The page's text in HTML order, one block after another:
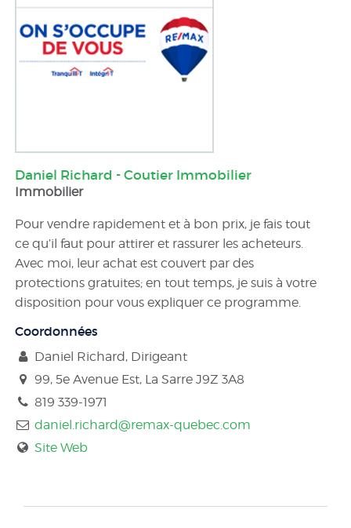
Daniel Richard - Coutier Immobilier
Immobilier
Pour vendre rapidement et à bon prix, je fais tout
ce qu’il faut pour attirer et rassurer les acheteurs.
Avec moi, leur achat est couvert par des
protections gratuites; en tout temps, je suis à votre
disposition pour vous expliquer ce programme.
Coordonnées
Daniel Richard, Dirigeant
99, 5e Avenue Est, La Sarre J9Z 3A8
819 339-1971
daniel.richard@remax-quebec.com
Site Web